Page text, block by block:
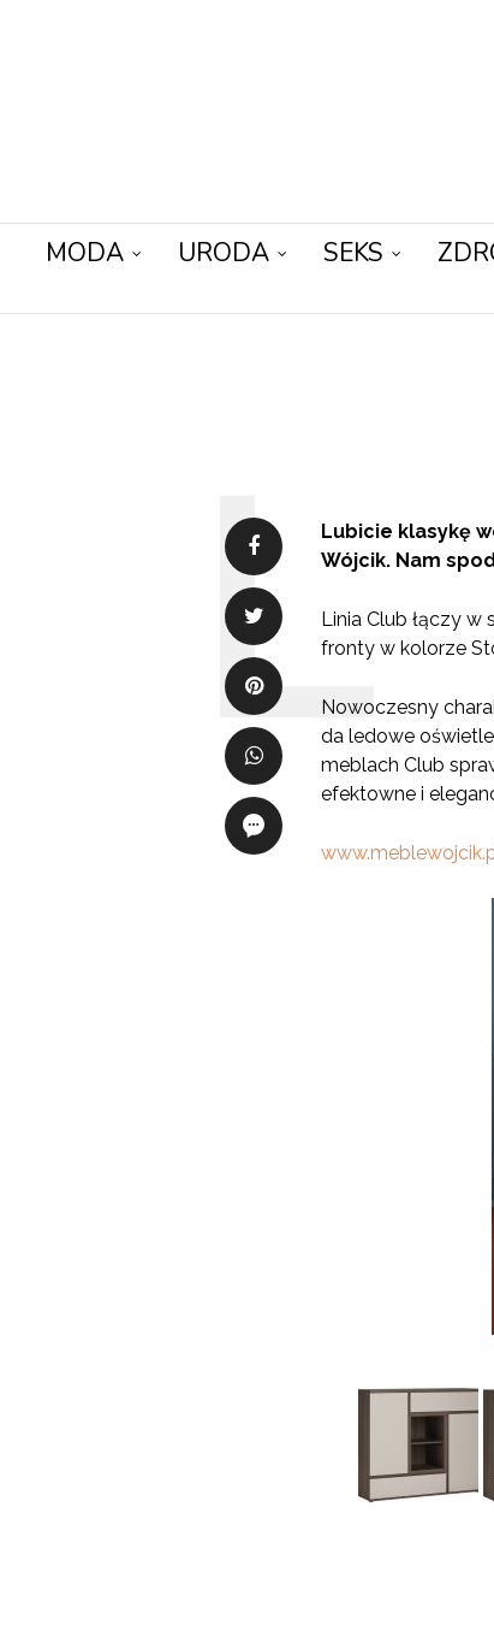
MODA URODA SEKS
Lubicie klasykę
Wójcik. Nam
Linia Club łączy
fronty w kolorze
Nowoczesny
da ledowe
meblach Club
efektowne i